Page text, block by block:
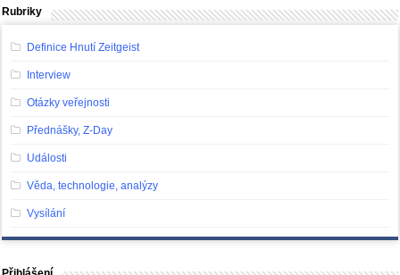
Rubriky
Definice Hnutí Zeitgeist
Interview
Otázky veřejnosti
Přednášky, Z-Day
Události
Věda, technologie, analýzy
Vysílání